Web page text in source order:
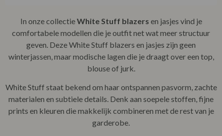
XXL
In onze collectieWhite Stuff blazers en jasjes vind je
comfortabele modellen die je outfit net wat meer structuur
geven. Deze White Stuff blazers en jasjes zijn geen
winterjassen, maar modische lagen die je draagt over een top,
blouse of jurk.
White Stuff staat bekend om haar ontspannen pasvorm, zachte
materialen en subtiele details. Denk aan soepele stoffen, fijne
prints en kleuren die makkelijk combineren met de rest van je
garderobe.